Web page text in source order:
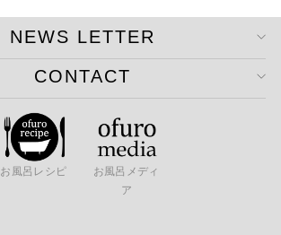
NEWS LETTER
CONTACT
お風呂レシピ
お風呂メディ
ア